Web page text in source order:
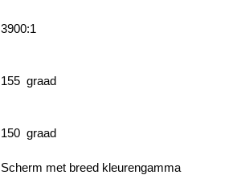
3900:1
155 graad
150 graad
Scherm met breed kleurengamma